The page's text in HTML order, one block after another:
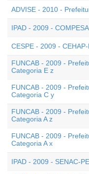
ADVISE - 2010 -
IPAD - 2009 -
CESPE - 2009 -
FUNCAB - 2009 -
Categoria E z
FUNCAB - 2009 -
Categoria C y
FUNCAB - 2009 -
Categoria A z
FUNCAB - 2009 -
Categoria A x
IPAD - 2009 - SENAC-